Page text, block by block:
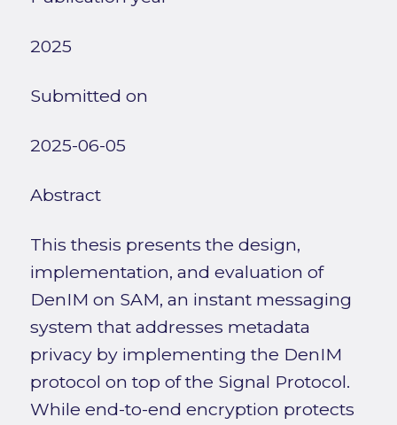
2025
Submitted on
2025-06-05
Abstract
This thesis presents the design,
implementation, and evaluation of
DenIM on SAM, an instant messaging
system that addresses metadata
privacy by implementing the DenIM
protocol on top of the Signal Protocol.
While end-to-end encryption protects